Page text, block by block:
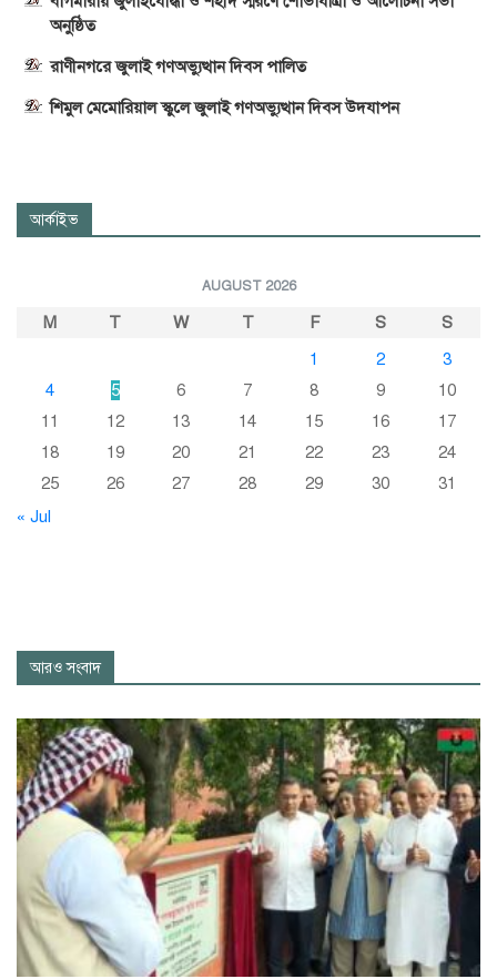
অনুষ্ঠিত
রাণীনগরে জুলাই গণঅভ্যুত্থান দিবস পালিত
শিমুল মেমোরিয়াল স্কুলে জুলাই গণঅভ্যুত্থান দিবস উদযাপন
আর্কাইভ
AUGUST 2026
M T W T F S
S
1
2
3
4
5 6 7 8 9
10
11
12 13 14 15 16
17
18
19 20 21 22 23
24
25
26 27 28 29 30
31
« Jul
আরও সংবাদ